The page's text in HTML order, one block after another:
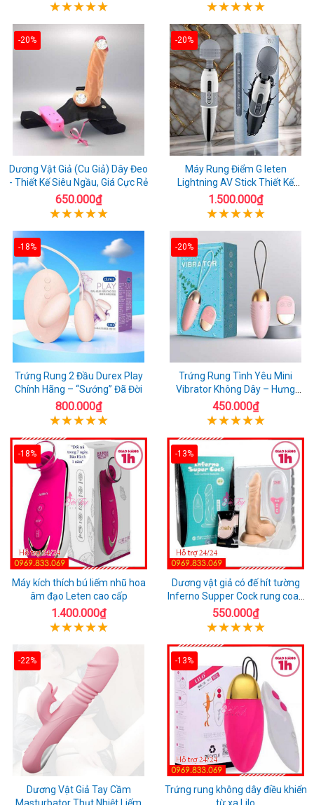
-20%
Dương Vật Giả (Cu Giả) Dây Đeo
- Thiết Kế Siêu Ngầu, Giá Cực Rẻ
650.000₫
-20%
Máy Rung Điểm G leten
Lightning AV Stick Thiết Kế
Thông Minh
1.500.000₫
-18%
Trứng Rung 2 Đầu Durex Play
Chính Hãng – “Sướng” Đã Đời
800.000₫
-20%
Trứng Rung Tình Yêu Mini
Vibrator Không Dây – Hưng
Phấn Mọi Nơi
450.000₫
-18%
Máy kích thích bú liếm nhũ hoa
âm đạo Leten cao cấp
1.400.000₫
-13%
Dương vật giả có đế hít tường
Inferno Supper Cock rung coay
7 chế độ
550.000₫
-22%
Dương Vật Giả Tay Cầm
Masturbator Thụt Nhiệt Liếm
-13%
Trứng rung không dây điều khiển
từ xa Lilo